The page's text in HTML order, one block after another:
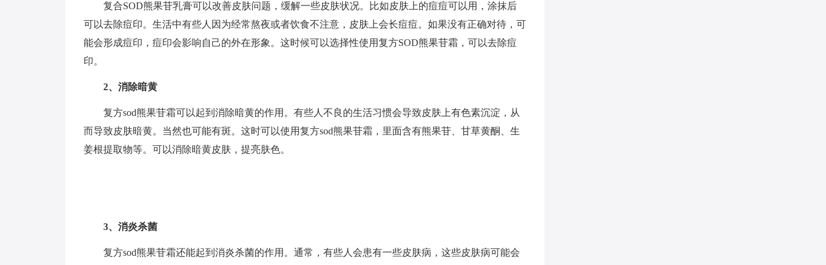
复合SOD熊果苷乳膏可以改善皮肤问题，缓解一些皮肤状况。比如皮肤上的痘痘可以用，涂抹后
可以去除痘印。生活中有些人因为经常熬夜或者饮食不注意，皮肤上会长痘痘。如果没有正确对待，可
能会形成痘印，痘印会影响自己的外在形象。这时候可以选择性使用复方SOD熊果苷霜，可以去除痘
印。
2、消除暗黄
复方sod熊果苷霜可以起到消除暗黄的作用。有些人不良的生活习惯会导致皮肤上有色素沉淀，从
而导致皮肤暗黄。当然也可能有斑。这时可以使用复方sod熊果苷霜，里面含有熊果苷、甘草黄酮、生
姜根提取物等。可以消除暗黄皮肤，提亮肤色。
3、消炎杀菌
复方sod熊果苷霜还能起到消炎杀菌的作用。通常，有些人会患有一些皮肤病，这些皮肤病可能会